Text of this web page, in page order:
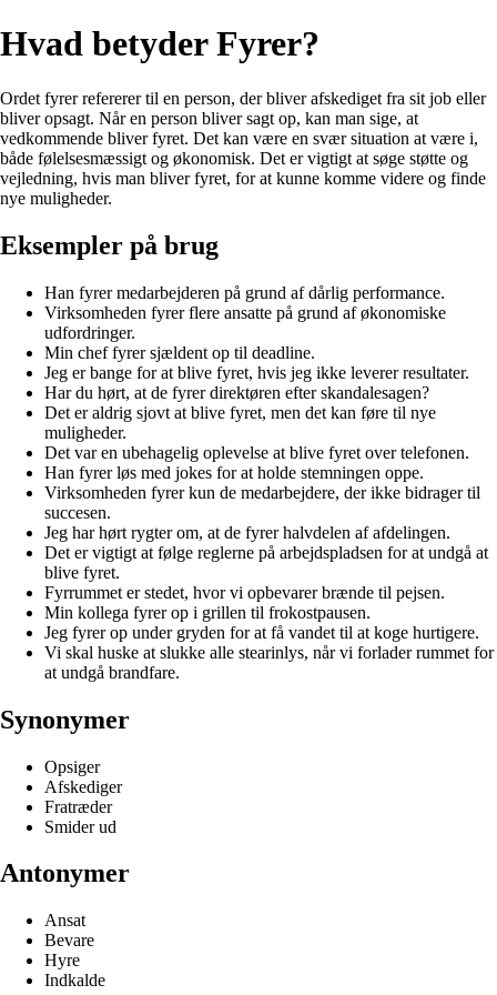
Hvad betyder Fyrer?
Ordet fyrer refererer til en person, der bliver afskediget fra sit job eller
bliver opsagt. Når en person bliver sagt op, kan man sige, at
vedkommende bliver fyret. Det kan være en svær situation at være i,
både følelsesmæssigt og økonomisk. Det er vigtigt at søge støtte og
vejledning, hvis man bliver fyret, for at kunne komme videre og finde
nye muligheder.
Eksempler på brug
Han fyrer medarbejderen på grund af dårlig performance.
Virksomheden fyrer flere ansatte på grund af økonomiske
udfordringer.
Min chef fyrer sjældent op til deadline.
Jeg er bange for at blive fyret, hvis jeg ikke leverer resultater.
Har du hørt, at de fyrer direktøren efter skandalesagen?
Det er aldrig sjovt at blive fyret, men det kan føre til nye
muligheder.
Det var en ubehagelig oplevelse at blive fyret over telefonen.
Han fyrer løs med jokes for at holde stemningen oppe.
Virksomheden fyrer kun de medarbejdere, der ikke bidrager til
succesen.
Jeg har hørt rygter om, at de fyrer halvdelen af afdelingen.
Det er vigtigt at følge reglerne på arbejdspladsen for at undgå at
blive fyret.
Fyrrummet er stedet, hvor vi opbevarer brænde til pejsen.
Min kollega fyrer op i grillen til frokostpausen.
Jeg fyrer op under gryden for at få vandet til at koge hurtigere.
Vi skal huske at slukke alle stearinlys, når vi forlader rummet for
at undgå brandfare.
Synonymer
Opsiger
Afskediger
Fratræder
Smider ud
Antonymer
Ansat
Bevare
Hyre
Indkalde